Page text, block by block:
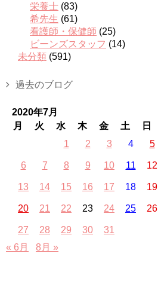
栄養士 (83)
希先生 (61)
看護師・保健師 (25)
ビーンズスタッフ (14)
未分類 (591)
過去のブログ
2020年7月
月
火 水 木 金 土
日
1
2 3 4 5
6 7 8 9 10 11 12
13 14 15 16 17 18 19
20 21 22 23 24 25 26
27 28 29 30
31
« 6月
8月 »